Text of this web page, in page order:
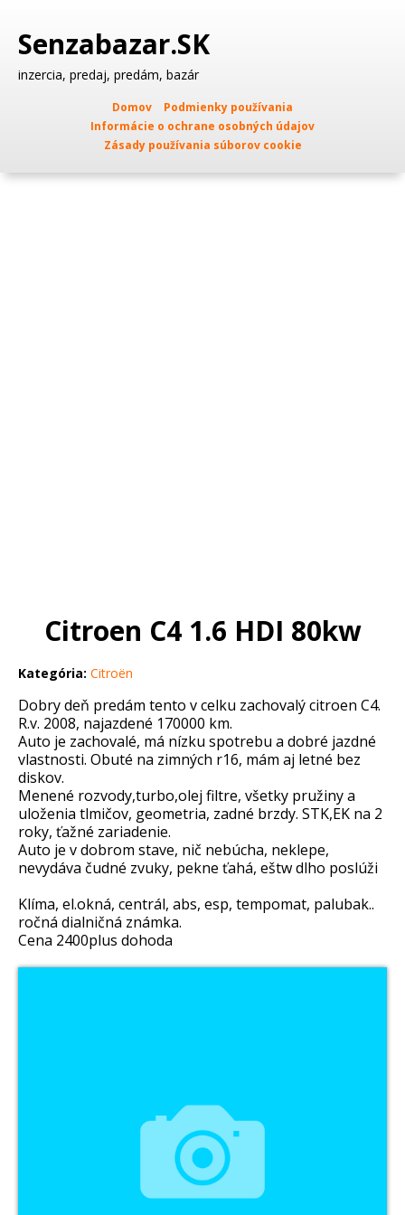
Senzabazar.SK
inzercia, predaj, predám, bazár
Domov
Podmienky používania
Informácie o ochrane osobných údajov
Zásady používania súborov cookie
Citroen C4 1.6 HDI 80kw
Kategória: Citroën
Dobry deň predám tento v celku zachovalý citroen C4.
R.v. 2008, najazdené 170000 km.
Auto je zachovalé, má nízku spotrebu a dobré jazdné
vlastnosti. Obuté na zimných r16, mám aj letné bez
diskov.
Menené rozvody,turbo,olej filtre, všetky pružiny a
uloženia tlmičov, geometria, zadné brzdy. STK,EK na 2
roky, ťažné zariadenie.
Auto je v dobrom stave, nič nebúcha, neklepe,
nevydáva čudné zvuky, pekne ťahá, eštw dlho poslúži
Klíma, el.okná, centrál, abs, esp, tempomat, palubak..
ročná dialničná známka.
Cena 2400plus dohoda